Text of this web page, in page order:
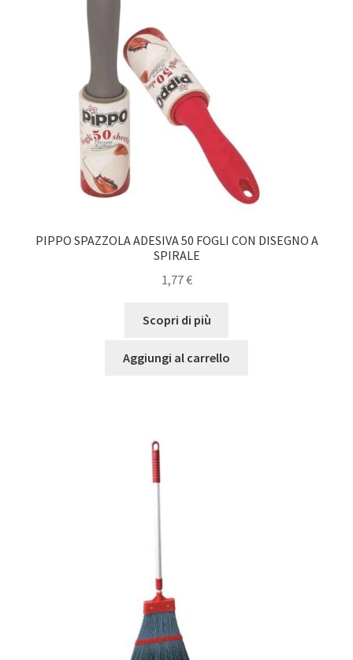
PIPPO SPAZZOLA ADESIVA 50 FOGLI CON DISEGNO A
SPIRALE
1,77€
Scopri di più
Aggiungi al carrello